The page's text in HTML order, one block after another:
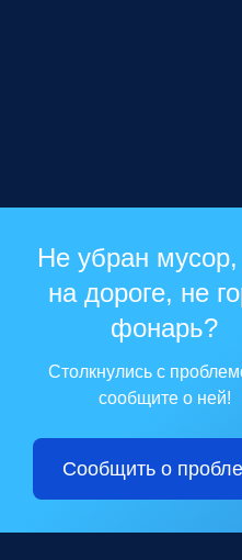
Не убран
на дороге, не
фонарь?
Столкнулись с
сообщите о ней!
Сообщить о